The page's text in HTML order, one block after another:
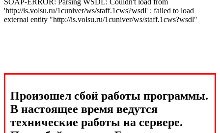
SOAP-ERROR: Parsing WSDL: Couldn't load from
'http://is.volsu.ru/1cuniver/ws/staff.1cws?wsdl' : failed to load
external entity "http://is.volsu.ru/1cuniver/ws/staff.1cws?wsdl"
Произошел сбой работы программы.
В настоящее время ведутся
технические работы на сервере.